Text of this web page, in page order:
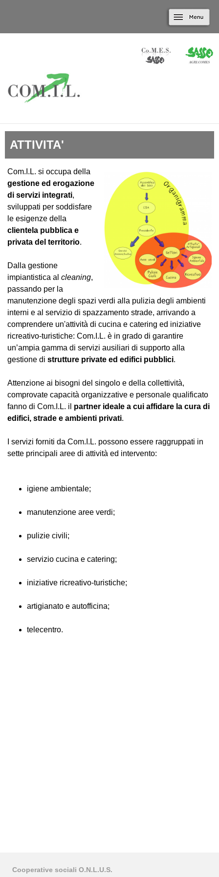
ATTIVITA'
Com.I.L. si occupa della
gestione ed erogazione
di servizi integrati,
sviluppati per soddisfare
le esigenze della
clientela pubblica e
privata del territorio.
Dalla gestione
impiantistica al cleaning,
passando per la
manutenzione degli spazi verdi alla pulizia degli ambienti
interni e al servizio di spazzamento strade, arrivando a
comprendere un'attività di cucina e catering ed iniziative
ricreativo-turistiche: Com.I.L. è in grado di garantire
un’ampia gamma di servizi ausiliari di supporto alla
gestione di strutture private ed edifici pubblici.
Attenzione ai bisogni del singolo e della collettività,
comprovate capacità organizzative e personale qualificato
fanno di Com.I.L. il partner ideale a cui affidare la cura di
edifici, strade e ambienti privati.
I servizi forniti da Com.I.L. possono essere raggruppati in
sette principali aree di attività ed intervento:
igiene ambientale;
manutenzione aree verdi;
pulizie civili;
servizio cucina e catering;
iniziative ricreativo-turistiche;
artigianato e autofficina;
telecentro.
Cooperative sociali O.N.L.U.S.